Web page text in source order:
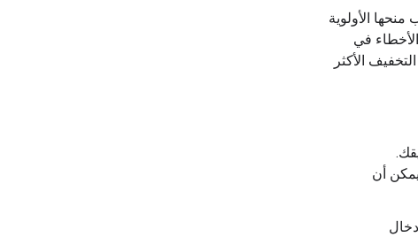
الأولوية
في
الأكثر
يمكن أن